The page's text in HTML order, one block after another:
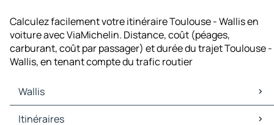
Calculez facilement votre itinéraire Toulouse - Wallis en
voiture avec ViaMichelin. Distance, coût (péages,
carburant, coût par passager) et durée du trajet Toulouse -
Wallis, en tenant compte du trafic routier
Wallis
Wallis Cartes et plans
Itinéraires